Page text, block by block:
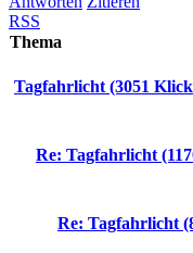
RSS
Thema
Tagfahrlicht (3051
Re: Tagfahrlicht
Re: Tagfahrlicht